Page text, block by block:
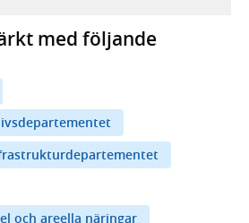
med följande
och areella näringar